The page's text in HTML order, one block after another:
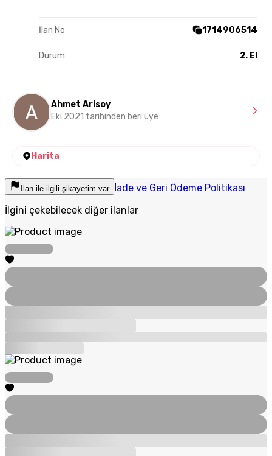
İlan No 1714906514
Durum 2. El
Ahmet Arisoy
Eki 2021 tarihinden beri üye
Harita
İlan ile ilgili şikayetim var İade ve Geri Ödeme Politikası
İlgini çekebilecek diğer ilanlar